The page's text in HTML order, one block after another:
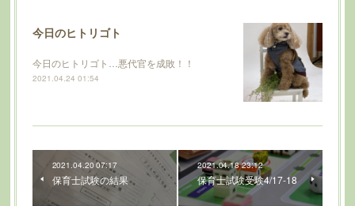
今日のヒトリゴト
今日のヒトリゴト…悪代官を成敗！！
2021.04.24 01:54
2021.04.20 07:17
保育士試験の結果
2021.04.18 23:12
保育士試験受験4/17-18